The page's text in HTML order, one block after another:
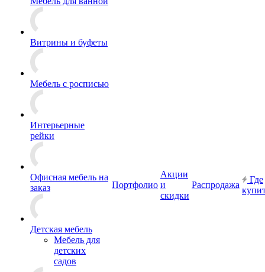
Витрины и буфеты
Мебель с росписью
Интерьерные
рейки
Офисная мебель на
заказ
Детская мебель
Мебель для
детских
садов
Портфолио
Акции
и
скидки
Распродажа
Где